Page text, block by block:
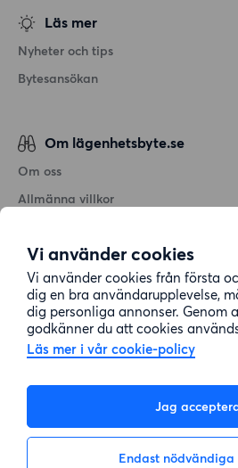
Vi använder cookies
Vi använder cookies från första
dig en bra användarupplevelse,
dig personliga annonser. Genom
godkänner du att cookies
Läs mer i vår cookie-policy
Jag
Endast nödvändiga
Läs mer
Nyheter och tips
Bytesansökan
Om lägenhetsbyte.se
Om oss
Allmänna villkor
Cookiepolicy
Sitemap
Kundtjänst
08-22 00 90